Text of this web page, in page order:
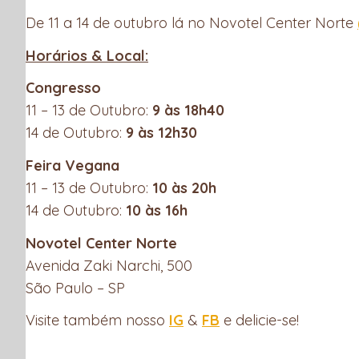
De 11 a 14 de outubro lá no Novotel Center Norte
Horários & Local:
Congresso
11 – 13 de Outubro: 9 às 18h40
14 de Outubro: 9 às 12h30
Feira Vegana
11 – 13 de Outubro: 10 às 20h
14 de Outubro: 10 às 16h
Novotel Center Norte
Avenida Zaki Narchi, 500
São Paulo – SP
Visite também nosso IG & FB e delicie-se!